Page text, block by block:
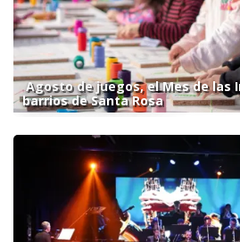
Agosto de juegos, el Mes de las
barrios de Santa Rosa